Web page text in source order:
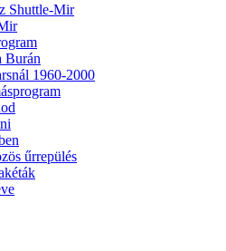
Shuttle-Mir
Burán
1960-2000
űrrepülés